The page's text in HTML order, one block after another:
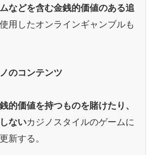
などを含む金銭的価値のある追
用したオンラインギャンブルも
のコンテンツ
的価値を持つものを賭けたり、
ないカジノスタイルのゲームに
新する。